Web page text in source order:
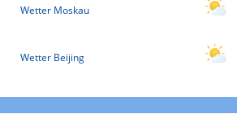
Wetter Moskau
Wetter Beijing